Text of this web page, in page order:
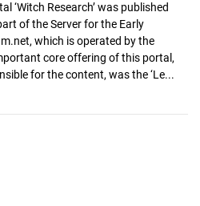
‘Witch Research’ was published
of the Server for the Early
which is operated by the
core offering of this portal,
for the content, was the ‘Le...